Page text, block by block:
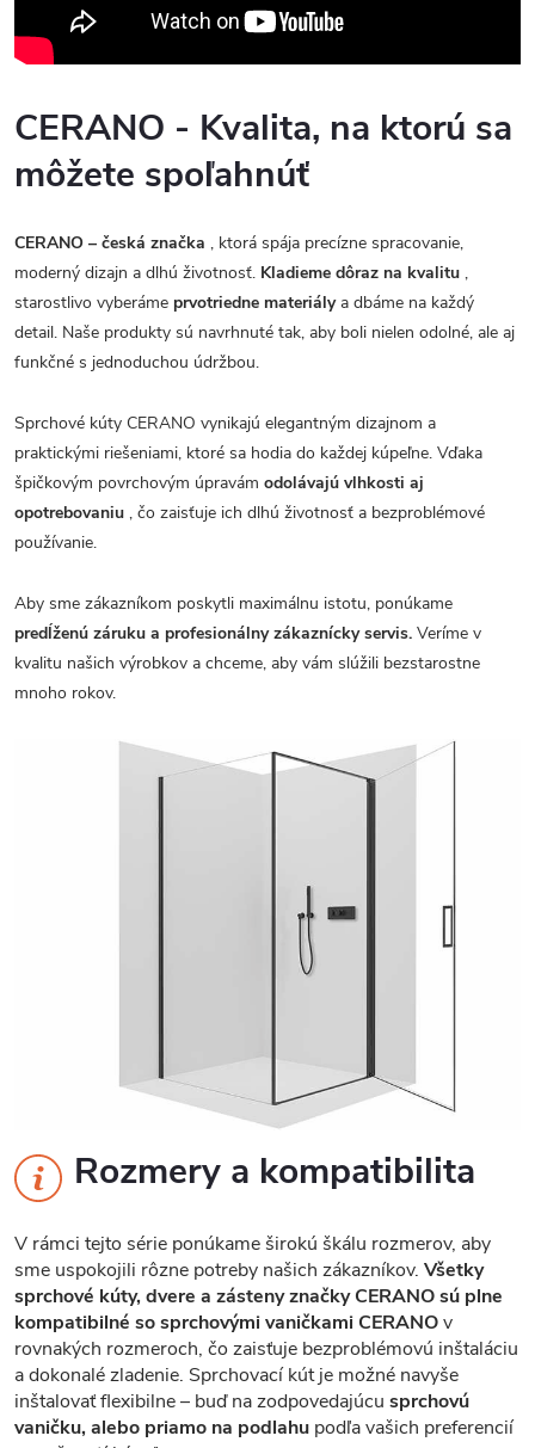
CERANO - Kvalita, na ktorú sa
môžete spoľahnúť
CERANO – česká značka , ktorá spája precízne spracovanie,
moderný dizajn a dlhú životnosť. Kladieme dôraz na kvalitu ,
starostlivo vyberáme prvotriedne materiálya dbáme na každý
detail. Naše produkty sú navrhnuté tak, aby boli nielen odolné, ale aj
funkčné s jednoduchou údržbou.
Sprchové kúty CERANO vynikajú elegantným dizajnom a
praktickými riešeniami, ktoré sa hodia do každej kúpeľne. Vďaka
špičkovým povrchovým úpravám odolávajú vlhkosti aj
opotrebovaniu , čo zaisťuje ich dlhú životnosť a bezproblémové
používanie.
Aby sme zákazníkom poskytli maximálnu istotu, ponúkame
predĺženú záruku a profesionálny zákaznícky servis. Veríme v
kvalitu našich výrobkov a chceme, aby vám slúžili bezstarostne
mnoho rokov.
Rozmery a kompatibilita
V rámci tejto série ponúkame širokú škálu rozmerov, aby
sme uspokojili rôzne potreby našich zákazníkov. Všetky
sprchové kúty, dvere a zásteny značky CERANO sú plne
kompatibilné so sprchovými vaničkami CERANOv
rovnakých rozmeroch, čo zaisťuje bezproblémovú inštaláciu
a dokonalé zladenie. Sprchovací kút je možné navyše
inštalovať flexibilne – buď na zodpovedajúcu sprchovú
vaničku, alebo priamo na podlahu podľa vašich preferencií